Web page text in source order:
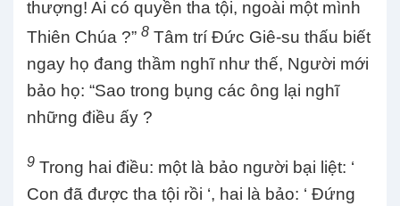
thượng! Ai có quyền tha tội, ngoài một mình
Thiên Chúa ?” 8 Tâm trí Đức Giê-su thấu biết
ngay họ đang thầm nghĩ như thế, Người mới
bảo họ: “Sao trong bụng các ông lại nghĩ
những điều ấy ?
9 Trong hai điều: một là bảo người bại liệt: ‘
Con đã được tha tội rồi ‘, hai là bảo: ‘ Đứng